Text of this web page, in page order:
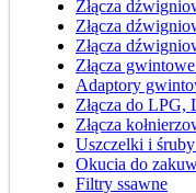
Złącza
Złącza
Złącza
Złącza
Adaptory
Złącza do
Złącza
Uszczelki i
Okucia do
Filtry ssawne